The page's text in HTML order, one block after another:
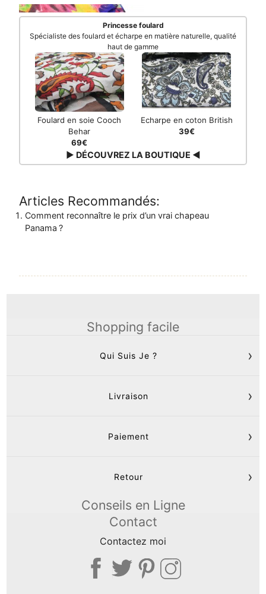
Princesse foulard
Spécialiste des foulard et écharpe en matière naturelle, qualité
haut de gamme
Foulard en soie Cooch
Behar
69€
Echarpe en coton British
39€
▶ DÉCOUVREZ LA BOUTIQUE ◀
Articles Recommandés:
Comment reconnaître le prix d’un vrai chapeau
Panama ?
Shopping facile
Qui Suis Je ?
Livraison
Paiement
Retour
Conseils en Ligne
Contact
Contactez moi